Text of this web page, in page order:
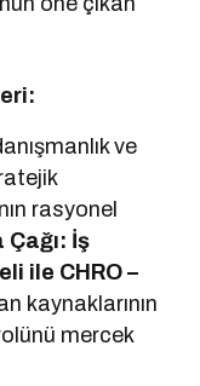
ve
rasyonel
İş
ile CHRO –
kaynaklarının
mercek